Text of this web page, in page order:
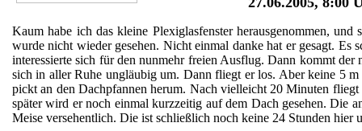
Kaum habe ich das kleine Plexiglasfenster herausgenommen,
wurde nicht wieder gesehen. Nicht einmal danke hat er gesagt. Es
interessierte sich für den nunmehr freien Ausflug. Dann kommt
sich in aller Ruhe ungläubig um. Dann fliegt er los. Aber keine 5
pickt an den Dachpfannen herum. Nach vielleicht 20 Minuten
später wird er noch einmal kurzzeitig auf dem Dach gesehen. Die
Meise versehentlich. Die ist schließlich noch keine 24 Stunden